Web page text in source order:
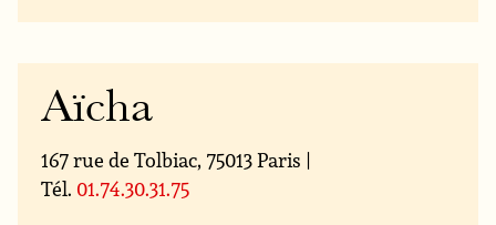
Aïcha
167 rue de Tolbiac, 75013 Paris |
Tél. 01.74.30.31.75